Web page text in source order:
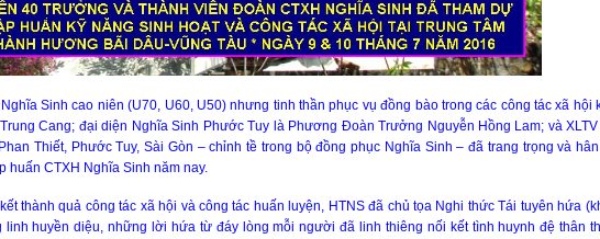
Sinh cao niên (U70, U60, U50) nhưng tinh thần phục vụ đồng bào trong các công tác xã hội
Cang; đại diện Nghĩa Sinh Phước Tuy là Phương Đoàn Trưởng Nguyễn Hồng Lam; và
Thiết, Phước Tuy, Sài Gòn – chỉnh tề trong bộ đồng phục Nghĩa Sinh – đã trang trọng và
huấn CTXH Nghĩa Sinh năm nay.
thành quả công tác xã hội và công tác huấn luyện, HTNS đã chủ tọa Nghi thức Tái tuyên hứa
huyền diệu, những lời hứa từ đáy lòng mỗi người đã linh thiêng nối kết tình huynh đệ thân